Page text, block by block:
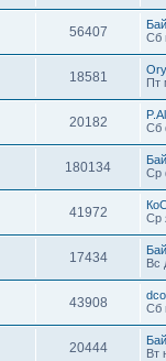
56407
Сб
18581
Пт
20182
Сб
180134
Ср
41972
Ср
17434
Вс
43908
Сб
20444
Вт